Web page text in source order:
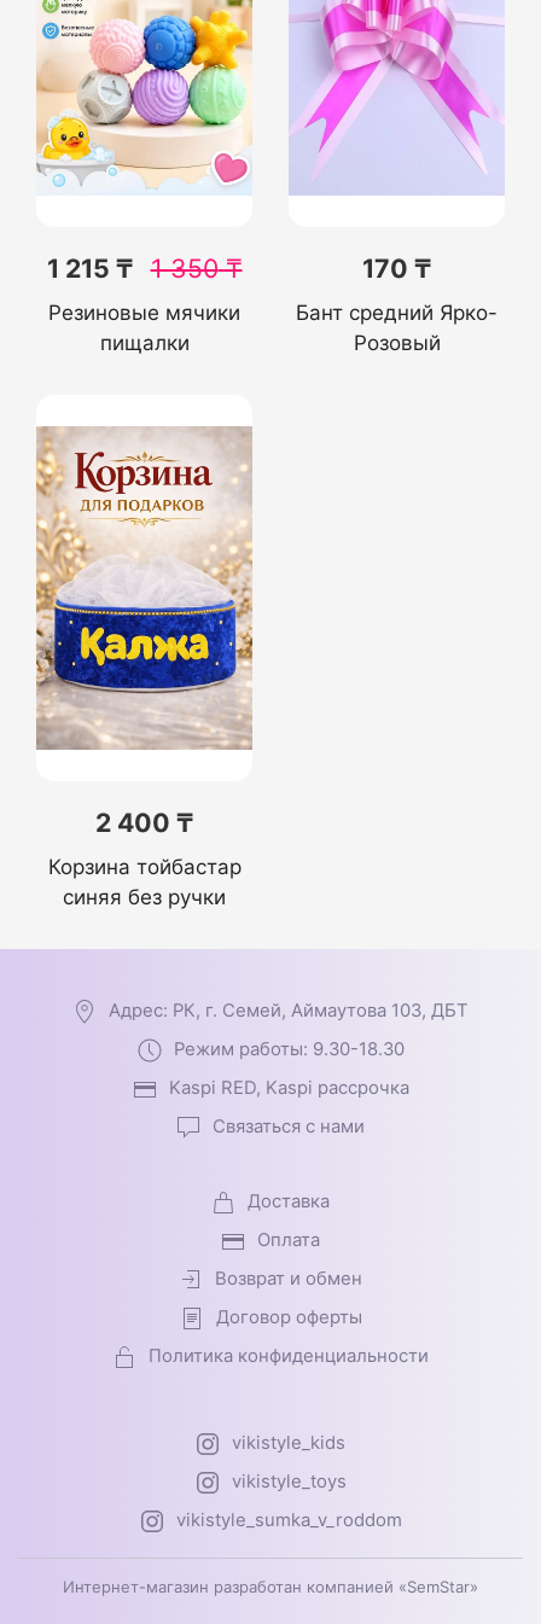
1 215 ₸ 1 350₸
Резиновые мячики
пищалки
170 ₸
Бант средний Ярко-
Розовый
2 400 ₸
Корзина тойбастар
синяя без ручки
Адрес: РК, г. Семей, Аймаутова 103, ДБТ
Режим работы: 9.30-18.30
Kaspi RED, Kaspi рассрочка
Связаться с нами
Доставка
Оплата
Возврат и обмен
Договор оферты
Политика конфиденциальности
vikistyle_kids
vikistyle_toys
vikistyle_sumka_v_roddom
Интернет-магазин разработан компанией «SemStar»